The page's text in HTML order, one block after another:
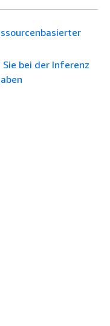
Sie bei der Inferenz